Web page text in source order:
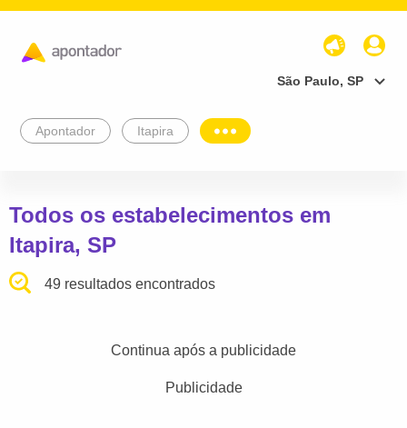
São Paulo, SP
Apontador Itapira
Todos os estabelecimentos em
Itapira, SP
49 resultados encontrados
Continua após a publicidade
Publicidade